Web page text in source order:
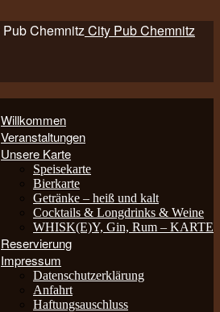
City Pub Chemnitz
Willkommen
Veranstaltungen
Unsere Karte
Speisekarte
Bierkarte
Getränke – heiß und kalt
Cocktails & Longdrinks & Weine
WHISK(E)Y, Gin, Rum – KARTE
Reservierung
Impressum
Datenschutzerklärung
Anfahrt
Haftungsauschluss